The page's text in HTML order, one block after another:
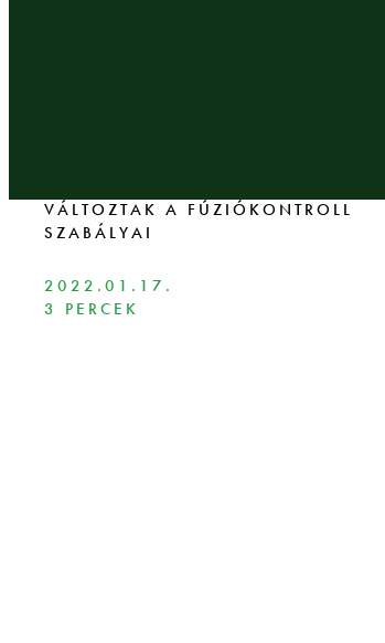
VÁLTOZTAK A FÚZIÓKONTROLL
SZABÁLYAI
2022.01.17.
3 PERCEK